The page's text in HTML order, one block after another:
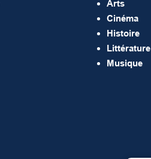
Arts
Cinéma
Histoire
Littérature
Musique